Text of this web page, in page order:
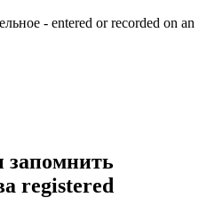
- entered or recorded on an
запомнить
registered